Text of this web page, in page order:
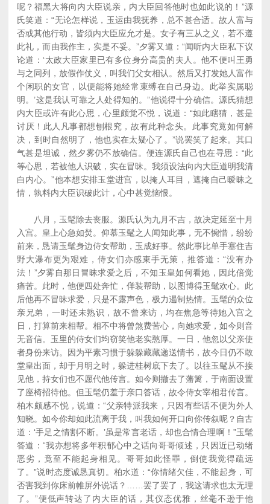
呢？福黑大将向内大臣说亲，内大臣回答他时也如此说的！”源
氏笑道：“无论怎样说，玉运由我抚养，总不甚合适。故人富与
否或其他行动，皆须内大臣应允才是。女子有三从之义，若不遵
此礼，而由我作主，实是不妥。”夕雾又道：“闻听内大臣私下议
论道：‘太政大臣家里已有多位身分高贵的夫人。他不便叫王勇
与之同列，放假作仗义，叫我们父女相认。然后又打发她人富作
个闲职的女官，以便能将她经常束缚在自己身边。此举实属聪
明。’这是我认可靠之人处得知的。”他说得十分确信。源氏猜想
内大臣或许有此心思，心里颇觉不悦，说道：“如此瞎猜，甚是
讨厌！此人凡事都想刨根究，故有此种念头。此事究竟如何解
决，到时自然明了，他也实在太疑心了。”说罢笑了起来。其口
气甚是坦诚，然夕雾仍不放确信。便连源氏自己也在寻思：“此
等心思，若被他人识破，实在冒昧。我须设法向内大臣道明我清
白内心。”他本想安排玉堂进宫，以掩人耳目，遮掩自己暧昧之
情，孰料内大臣识破此计，心中甚觉恼恨。
八月，玉髦除去丧服。源氏认为九月不吉，故决定延至十月
入宫。皇上心急如焚。仰慕玉髦之人闻知此事，无不惋惜，纷纷
前来，恳请玉髦身边侍女帮助，玉成好事。然此事比单手塞住吉
野大瀑布更为艰难，侍女们亦感束手无策，推答道：“没有办
法！”夕雾自那日冒昧求爱之后，不知玉皇如何看她，因此倍觉
痛苦。此时，他便四处奔忙，佯装帮助，以图博得玉髦欢心。此
后他再不冒昧求爱，只是不露声色，极力遏制热情。玉髦的众位
亲兄弟，一时还未熟识，故不曾来访，均在焦急等待她入宫之
日，打算前来相帮。相不中将曾煞费苦心，向她求爱，如今则音
无音信。玉里的侍女们均窃笑他老实憨厚。一日，他忽以父亲使
者身份来访。因为平素习惯于躲躲藏藏递送情书，故今日仍不敢
堂皇出面，却于月明之时，躲进桂树底下去了。以往玉髦从不接
见他，持女们也不愿代他传言。如今则撤去了藩篱，于南面设置
了座椅招待他。但玉髦仍羞于亲口答话，故令侍女宰相君传言。
柏木颇感不悦，说道：“父亲特派我来，只因有些话不便为外人
知晓。如今你却如此流离于我，叫我如何开口向你传叙呢？自古
道：‘手足之情割不断。’虽是常言老话，却也合情合理啊！”玉髦
答道：“我亦想将多年积郁心中之话向哥哥倾述，只因近已动绪
恶劣，竟至不能起身相见。哥哥如此怪罪，倒使我觉得疏远
了。”说时态度诚恳真切。柏水道：“你情绪欠佳，不能起身，可
否害我到你床前帷屏外说话？……罢了罢了，我这请求也太无理
了。”便低声转达了内大臣的话，其仪态优雅，丝毫不逊于他